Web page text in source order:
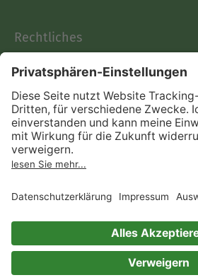
Rechtliches
AGB
Informationen nach Data
Act
Verträge hier kündigen
Impressum
Immer ein gutes